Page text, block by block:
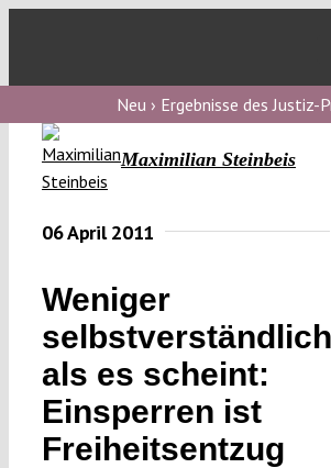
Neu › Ergebnisse des Justiz-
Maximilian Steinbeis
06 April 2011
Weniger
selbstverständlich
als es scheint:
Einsperren ist
Freiheitsentzug